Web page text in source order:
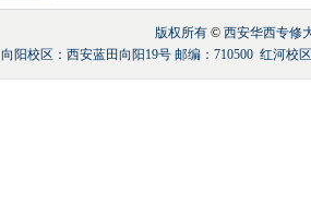
版权所有 © 西安华西专修
向阳校区：西安蓝田向阳19号 邮编：710500 红河校